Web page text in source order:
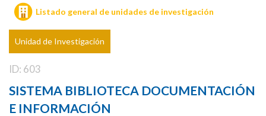
Listado general de unidades de investigación
Unidad de Investigación
ID: 603
SISTEMA BIBLIOTECA DOCUMENTACIÓN
E INFORMACIÓN